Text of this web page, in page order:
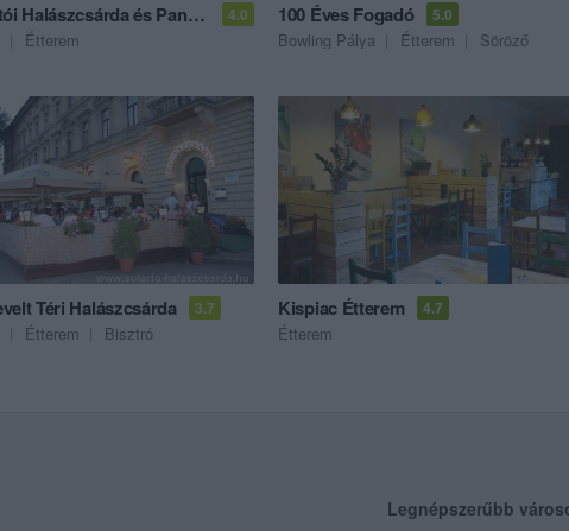
Fehértói Halászcsárda és Panzió 4.0
Étterem
100 Éves Fogadó 5.0
Bowling Pálya Étterem Söröző
Téri Halászcsárda 3.7
Étterem Bisztró
Kispiac Étterem 4.7
Étterem
Legnépszerűbb